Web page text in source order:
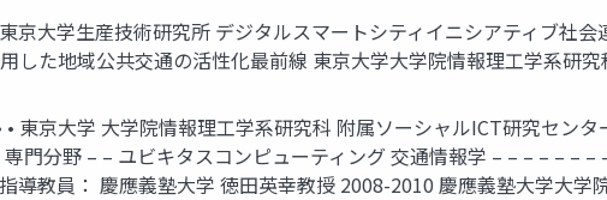
京大学生産技術研究所 デジタルスマートシティイニシアティブ社
した地域公共交通の活性化最前線 東京大学大学院情報理工学系研
• • 東京大学 大学院情報理工学系研究科 附属ソーシャルICT研究セ
門分野 – – ユビキタスコンピューティング 交通情報学 – – – – – –
導教員： 慶應義塾大学 徳田英幸教授 2008-2010 慶應義塾大学大